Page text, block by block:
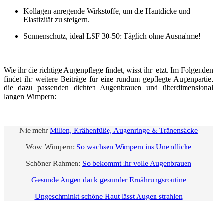
Kollagen anregende Wirkstoffe, um die Hautdicke und
Elastizität zu steigern.
Sonnenschutz, ideal LSF 30-50: Täglich ohne Ausnahme!
Wie ihr die richtige Augenpflege findet, wisst ihr jetzt. Im Folgenden
findet ihr weitere Beiträge für eine rundum gepflegte Augenpartie,
die dazu passenden dichten Augenbrauen und überdimensional
langen Wimpern:
Nie mehrMilien, Krähenfüße, Augenringe & Tränensäcke
Wow-Wimpern: So wachsen Wimpern ins Unendliche
Schöner Rahmen: So bekommt ihr volle Augenbrauen
Gesunde Augen dank gesunder Ernährungsroutine
Ungeschminkt schöne Haut lässt Augen strahlen